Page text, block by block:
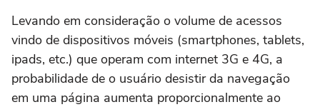
Levando em consideração o volume de acessos
vindo de dispositivos móveis (smartphones, tablets,
ipads, etc.) que operam com internet 3G e 4G, a
probabilidade de o usuário desistir da navegação
em uma página aumenta proporcionalmente ao